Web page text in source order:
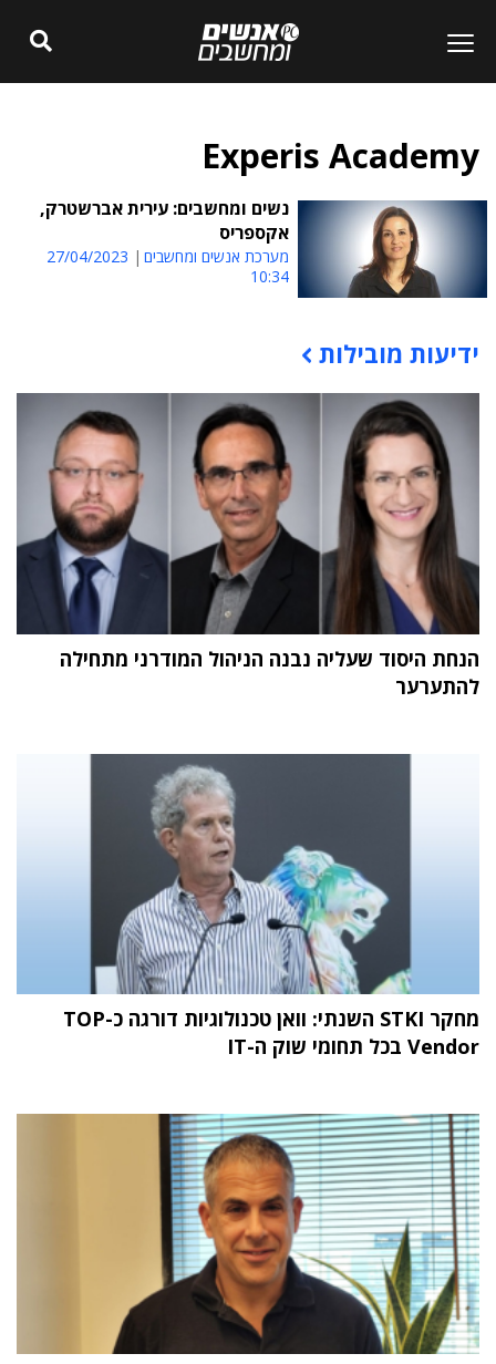
Experis Academy
נשים ומחשבים: עירית אברשטרק,
אקספריס
מערכת אנשים ומחשבים
27/04/2023
10:34
תוכן פרסומי
ידיעות מובילות
הנחת היסוד שעליה נבנה הניהול המודרני מתחילה
להתערער
מחקר STKI השנתי: וואן טכנולוגיות דורגה כ-TOP
Vendor בכל תחומי שוק ה-IT